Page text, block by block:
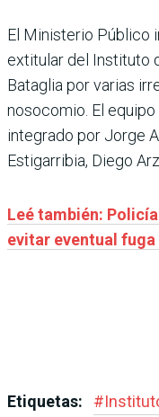
El Ministerio Público
extitular del Instituto
Bataglia por varias
nosocomio. El
integrado por Jorge
Estigarribia, Diego
Leé también:
evitar eventual fuga
Etiquetas: #